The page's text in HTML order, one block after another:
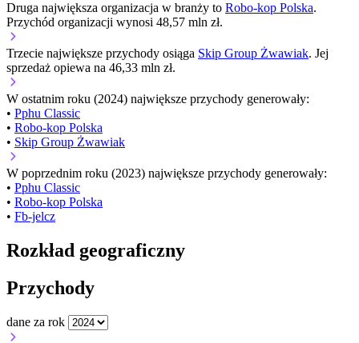
Druga największa organizacja w branży to Robo-kop Polska.
Przychód organizacji wynosi 48,57 mln zł.
Trzecie największe przychody osiąga Skip Group Żwawiak. Jej
sprzedaż opiewa na 46,33 mln zł.
W ostatnim roku (2024) największe przychody generowały:
• Pphu Classic
• Robo-kop Polska
• Skip Group Żwawiak
W poprzednim roku (2023) największe przychody generowały:
• Pphu Classic
• Robo-kop Polska
• Fb-jelcz
Rozkład geograficzny
Przychody
dane za rok